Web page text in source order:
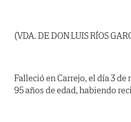
(VDA. DE DON LUIS RÍOS
Falleció en Carrejo, el día 3
95 años de edad, habiendo